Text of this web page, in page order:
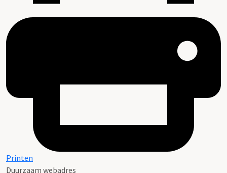
Printen
Duurzaam webadres